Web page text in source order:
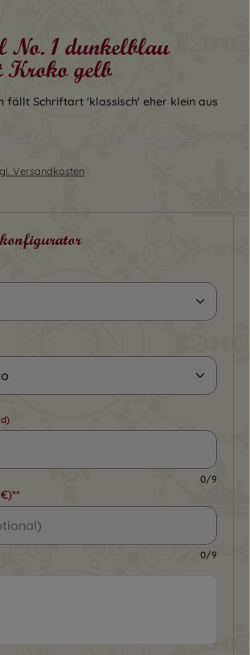
No. 1 dunkelblau
Kroko gelb
fällt Schriftart 'klassisch' eher klein aus
Versandkosten
0/9
0/9